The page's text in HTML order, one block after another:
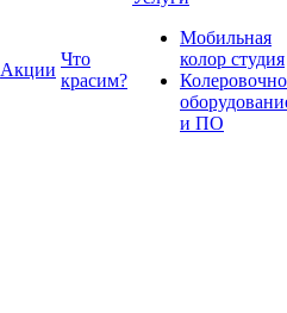
Акции
Что
красим?
Мобильная
колор студия
и ПО